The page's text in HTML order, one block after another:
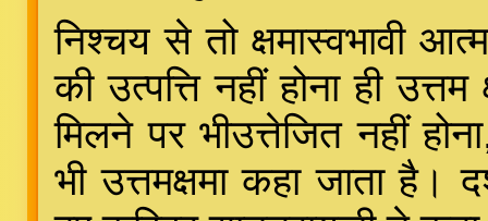
निश्चय से तो क्षमास्वभावी
की उत्पत्ति नहीं होना ही
मिलने पर भीउत्तेजित नहीं
भी उत्तमक्षमा कहा जाता है।